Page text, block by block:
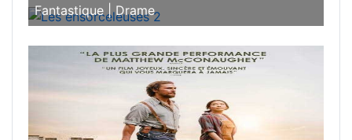
Fantastique |Drame